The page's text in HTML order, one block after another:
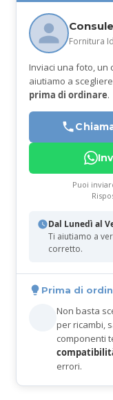
Fornitura
Inviaci una foto, un
aiutiamo a
prima di ordinare.
Puoi
Dal Lunedì al
Ti aiutiamo a
corretto.
Prima di
Non basta
per ricambi,
componenti
errori.